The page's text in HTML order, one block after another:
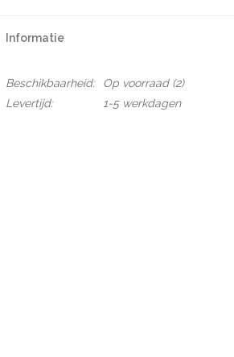
Informatie
Beschikbaarheid: Op voorraad(2)
Levertijd:
1-5 werkdagen